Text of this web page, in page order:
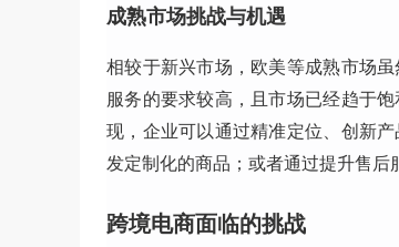
成熟市场挑战与机遇
相较于新兴市场，欧美等成熟市场
服务的要求较高，且市场已经趋于
现，企业可以通过精准定位、创新
发定制化的商品；或者通过提升售后
跨境电商面临的挑战